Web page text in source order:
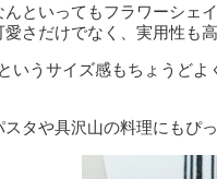
んといってもフラワーシェ
愛さだけでなく、実用性も
いうサイズ感もちょうど
スタや具沢山の料理にもぴ